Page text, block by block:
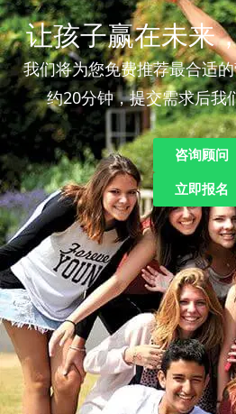
让孩子赢在未来
我们将为您免费推荐最合适
约20分钟，提交需求后我
咨询顾问
立即报名